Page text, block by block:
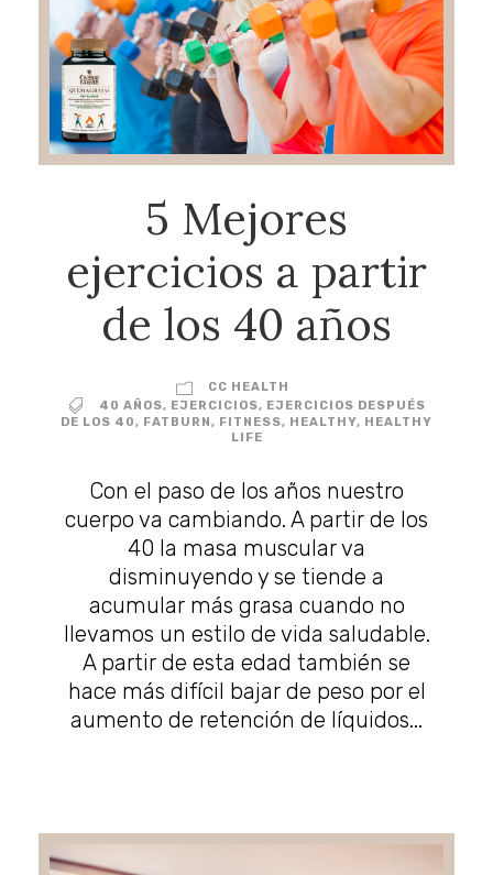
5 Mejores
ejercicios a partir
de los 40 años
CC HEALTH
40 AÑOS, EJERCICIOS, EJERCICIOS DESPUÉS
DE LOS 40, FATBURN , FITNESS, HEALTHY, HEALTHY
LIFE
Con el paso de los años nuestro
cuerpo va cambiando. A partir de los
40 la masa muscular va
disminuyendo y se tiende a
acumular más grasa cuando no
llevamos un estilo de vida saludable.
A partir de esta edad también se
hace más difícil bajar de peso por el
aumento de retención de líquidos...